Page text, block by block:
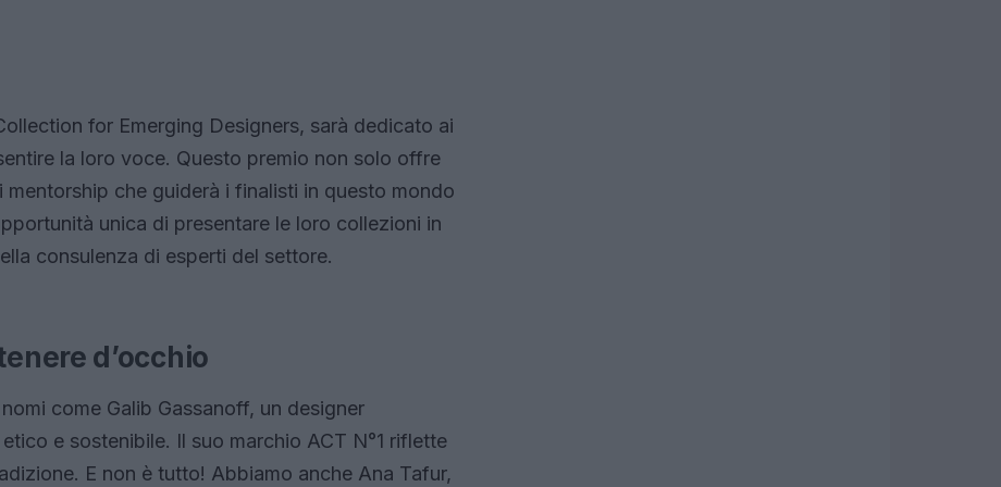
for Emerging Designers, sarà dedicato ai
la loro voce. Questo premio non solo offre
che guiderà i finalisti in questo mondo
unica di presentare le loro collezioni in
consulenza di esperti del settore.
d’occhio
come Galib Gassanoff, un designer
e sostenibile. Il suo marchio ACT N°1 riflette
E non è tutto! Abbiamo anche Ana Tafur,